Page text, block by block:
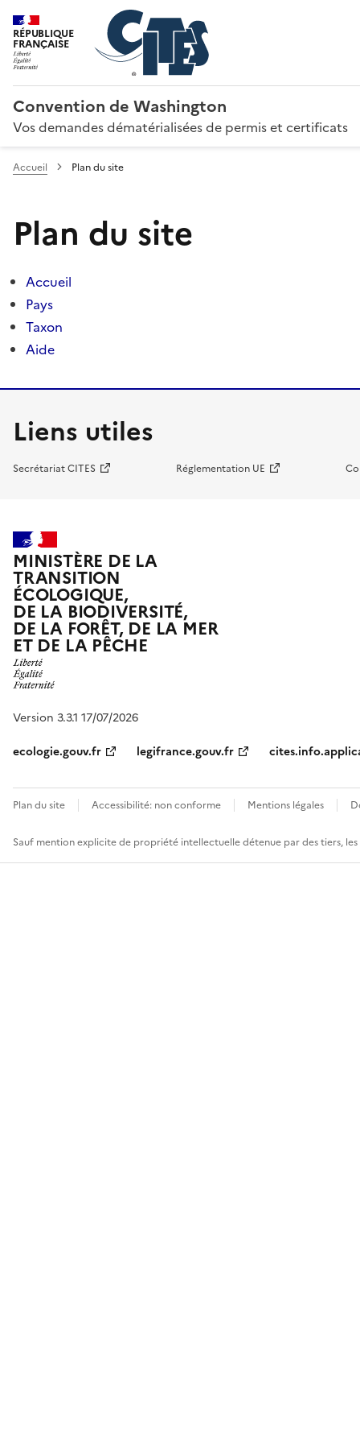
RÉPUBLIQUE
FRANÇAISE
Convention de Washington
Vos demandes dématérialisées de permis et certificats
Accueil Plan du site
Plan du site
Accueil
Pays
Taxon
Aide
Liens utiles
Secrétariat CITES Réglementation UE
MINISTÈRE DE LA
TRANSITION
ÉCOLOGIQUE,
DE LA BIODIVERSITÉ,
DE LA FORÊT, DE LA MER
ET DE LA PÊCHE
Version 3.3.1 17/07/2026
ecologie.gouv.fr
legifrance.gouv.fr
Plan du site Accessibilité: non conforme Mentions légales
Sauf mention explicite de propriété intellectuelle détenue par des tiers,